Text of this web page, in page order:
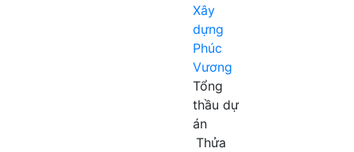
Xây
dựng
Phúc
Vương
Tổng
thầu dự
án
Thửa